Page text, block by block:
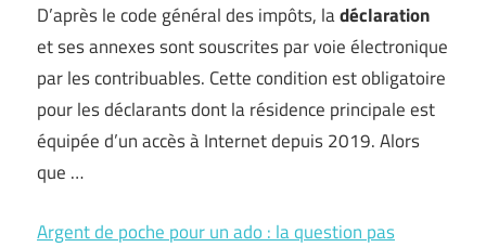
D’après le code général des impôts, ladéclaration
et ses annexes sont souscrites par voie électronique
par les contribuables. Cette condition est obligatoire
pour les déclarants dont la résidence principale est
équipée d’un accès à Internet depuis 2019. Alors
que …
Argent de poche pour un ado : la question pas